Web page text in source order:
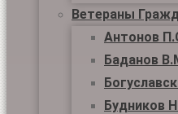
Ветераны
Антонов
Баданов
Будников